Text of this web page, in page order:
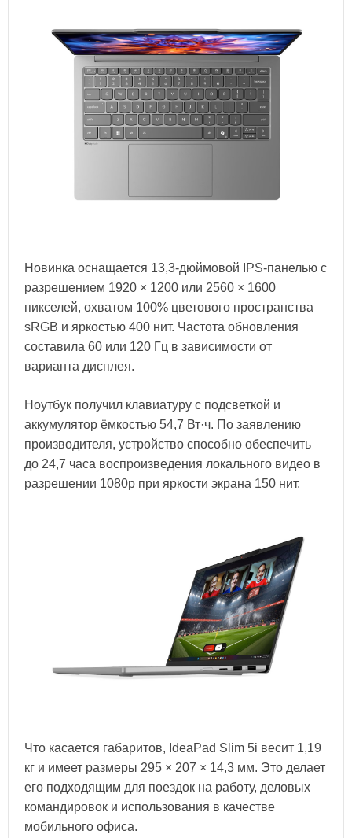
Новинка оснащается 13,3-дюймовой IPS-панелью с
разрешением 1920 × 1200 или 2560 × 1600
пикселей, охватом 100% цветового пространства
sRGB и яркостью 400 нит. Частота обновления
составила 60 или 120 Гц в зависимости от
варианта дисплея.
Ноутбук получил клавиатуру с подсветкой и
аккумулятор ёмкостью 54,7 Вт·ч. По заявлению
производителя, устройство способно обеспечить
до 24,7 часа воспроизведения локального видео в
разрешении 1080p при яркости экрана 150 нит.
Что касается габаритов, IdeaPad Slim 5i весит 1,19
кг и имеет размеры 295 × 207 × 14,3 мм. Это делает
его подходящим для поездок на работу, деловых
командировок и использования в качестве
мобильного офиса.